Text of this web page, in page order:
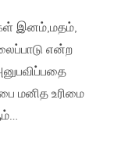
இனம்,மதம்,
என்ற
மனித உரிமை